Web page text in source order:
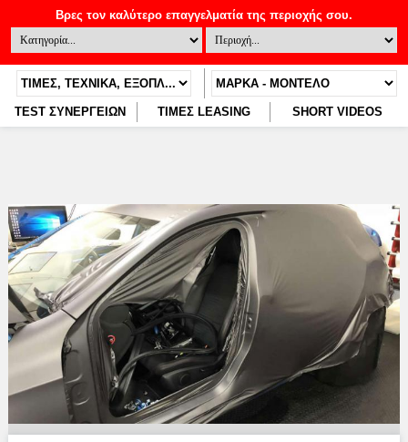
TEST ΣΥΝΕΡΓΕΙΩΝ ΤΙΜΕΣ LEASING SHORT VIDEOS